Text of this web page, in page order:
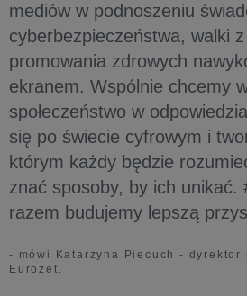
mediów w podnoszeniu
cyberbezpieczeństwa, walki
promowania zdrowych
ekranem. Wspólnie chcemy
społeczeństwo w
się po świecie cyfrowym i
którym każdy będzie
znać sposoby, by ich unikać.
razem budujemy lepszą
- mówi Katarzyna Piecuch - dyrektor
Eurozet.